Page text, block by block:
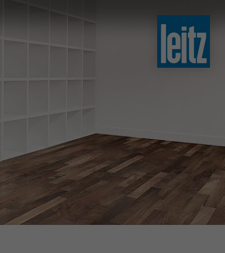
english
english
yкраїнська